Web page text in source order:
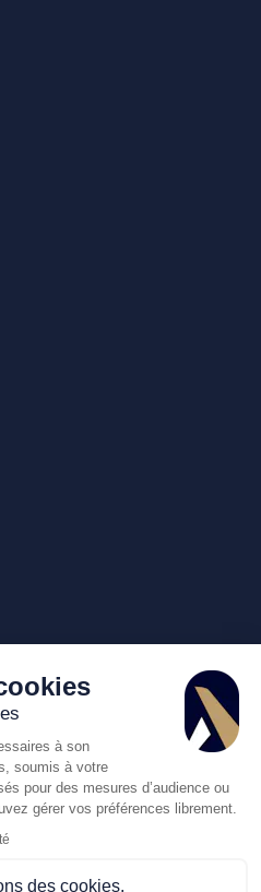
à son
soumis à votre
pour des mesures d’audience ou
gérer vos préférences librement.
des cookies.